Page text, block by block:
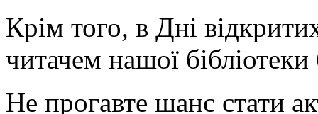
Крім того, в Дні
читачем нашої
Не прогавте шанс стати